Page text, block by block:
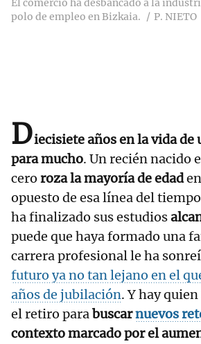
El comercio ha desbancado a la
polo de empleo en Bizkaia.
P. NIETO
Diecisiete años en la vida de
para mucho. Un recién nacido
cero roza la mayoría de edad
opuesto de esa línea del
ha finalizado sus estudios
puede que haya formado una
carrera profesional le ha
futuro ya no tan lejano en el
años de jubilación. Y hay
el retiro parabuscarnuevos
contexto marcado por el